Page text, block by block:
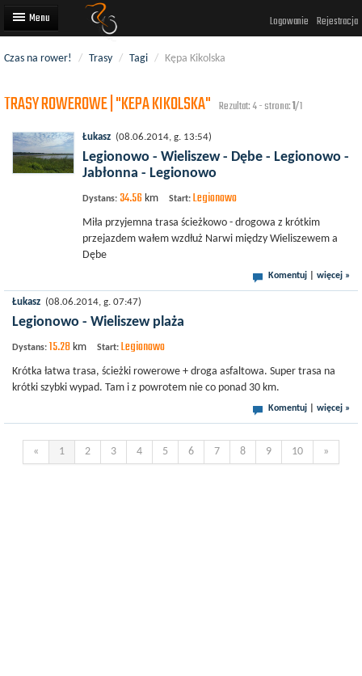
Logowanie Rejestracja
Trasy rowerowe
Wyścigi rowerowe
Użytkownicy
Czas na rower! / Trasy / Tagi / Kępa Kikolska
TRASY ROWEROWE | "KEPA KIKOLSKA" Rezultat: 4 - strona:1/1
Łukasz (08.06.2014, g. 13:54)
Legionowo - Wieliszew - Dębe - Legionowo -
Jabłonna - Legionowo
Dystans: 34.56 km Start: Legionowo
Miła przyjemna trasa ścieżkowo - drogowa z krótkim
przejazdem wałem wzdłuż Narwi między Wieliszewem a
Dębe
Komentuj więcej »
Łukasz (08.06.2014, g. 07:47)
Legionowo - Wieliszew plaża
Dystans: 15.28 km Start: Legionowo
Krótka łatwa trasa, ścieżki rowerowe + droga asfaltowa. Super trasa na
krótki szybki wypad. Tam i z powrotem nie co ponad 30 km.
Komentuj więcej »
« 1 2 3 4 5 6 7 8 9 10 »